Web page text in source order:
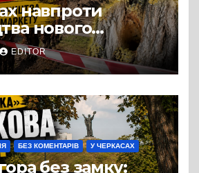
навпроти
нового
VARUS на
Перемоги всохли
це навряд чи
EDITOR
БЕЗ КОМЕНТАРІВ У ЧЕРКАСАХ
без замку: